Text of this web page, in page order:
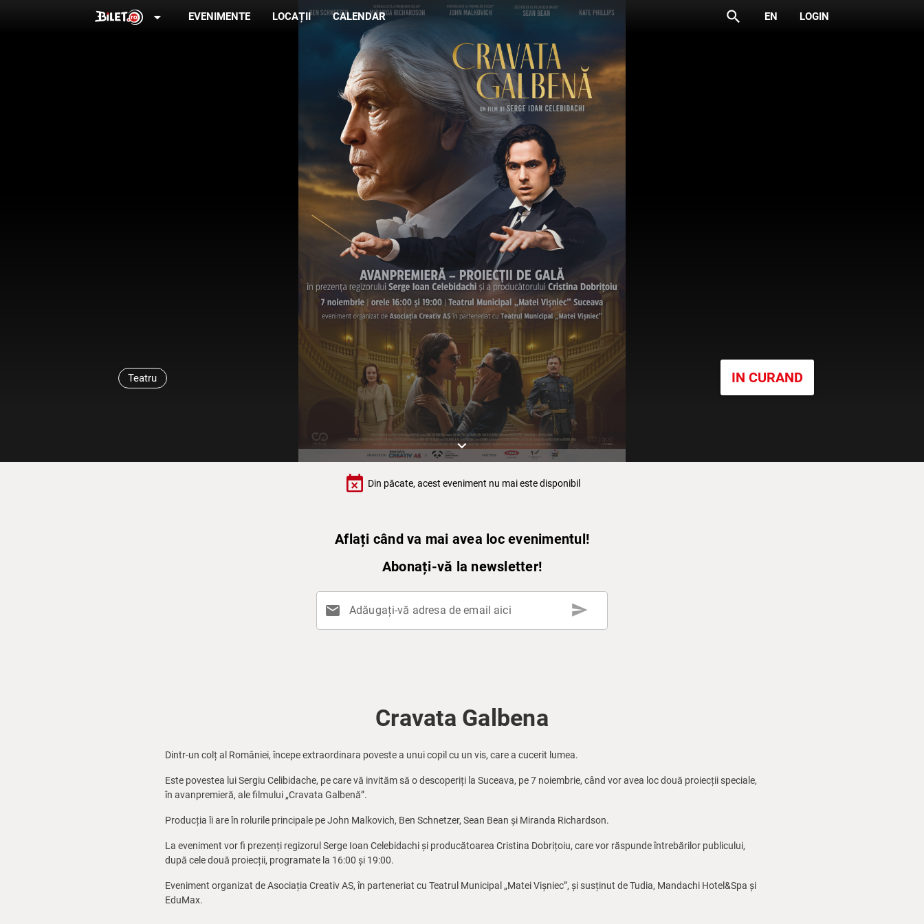
arrow_drop_down EVENIMENTE LOCAȚII CALENDAR search EN LOGIN
Teatru IN CURAND
keyboard_arrow_down
event_busy Din păcate, acest eveniment nu mai este disponibil
Aflați când va mai avea loc evenimentul!
Abonați-vă la newsletter!
mail Adăugați-vă adresa de email aici send
Cravata Galbena
Dintr-un colț al României, începe extraordinara poveste a unui copil cu un vis, care a cucerit lumea.
Este povestea lui Sergiu Celibidache, pe care vă invităm să o descoperiți la Suceava, pe 7 noiembrie, când vor avea loc două proiecții speciale,
în avanpremieră, ale filmului „Cravata Galbenă”.
Producția îi are în rolurile principale pe John Malkovich, Ben Schnetzer, Sean Bean și Miranda Richardson.
La eveniment vor fi prezenți regizorul Serge Ioan Celebidachi și producătoarea Cristina Dobrițoiu, care vor răspunde întrebărilor publicului,
după cele două proiecții, programate la 16:00 și 19:00.
Eveniment organizat de Asociația Creativ AS, în parteneriat cu Teatrul Municipal „Matei Vișniec”, și susținut de Tudia, Mandachi Hotel&Spa și
EduMax.